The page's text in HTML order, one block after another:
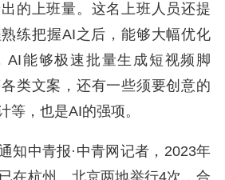
的上班量。这名上班人员还提
练把握AI之后，能够大幅优化
AI能够极速批量生成短视频脚
类文案，还有一些须要创意的
等，也是AI的强项。
知中青报·中青网记者，2023年
在杭州、北京两地举行4次，合